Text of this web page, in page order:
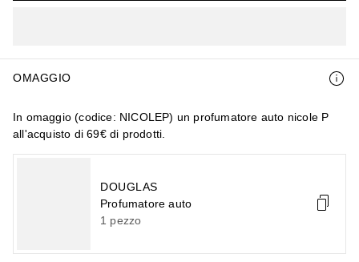
OMAGGIO
In omaggio (codice: NICOLEP) un profumatore auto nicole P
all'acquisto di 69€ di prodotti.
DOUGLAS
Profumatore auto
1 pezzo